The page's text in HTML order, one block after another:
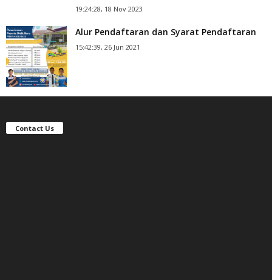
19:24:28, 18 Nov 2023
Alur Pendaftaran dan Syarat Pendaftaran
15:42:39, 26 Jun 2021
Contact Us